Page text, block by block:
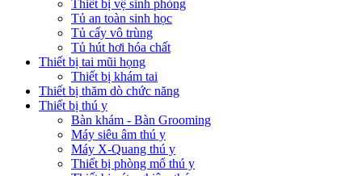
Thiết bị vệ sinh phòng
Tủ an toàn sinh học
Tủ cấy vô trùng
Tủ hút hơi hóa chất
Thiết bị tai mũi họng
Thiết bị khám tai
Thiết bị thăm dò chức năng
Thiết bị thú y
Bàn khám - Bàn Grooming
Máy siêu âm thú y
Máy X-Quang thú y
Thiết bị phòng mổ thú y